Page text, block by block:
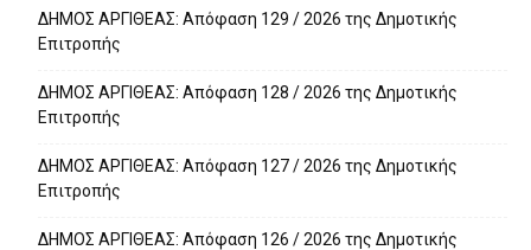
ΔΗΜΟΣ ΑΡΓΙΘΕΑΣ: Απόφαση 129 / 2026 της Δημοτικής
Επιτροπής
ΔΗΜΟΣ ΑΡΓΙΘΕΑΣ: Απόφαση 128 / 2026 της Δημοτικής
Επιτροπής
ΔΗΜΟΣ ΑΡΓΙΘΕΑΣ: Απόφαση 127 / 2026 της Δημοτικής
Επιτροπής
ΔΗΜΟΣ ΑΡΓΙΘΕΑΣ: Απόφαση 126 / 2026 της Δημοτικής